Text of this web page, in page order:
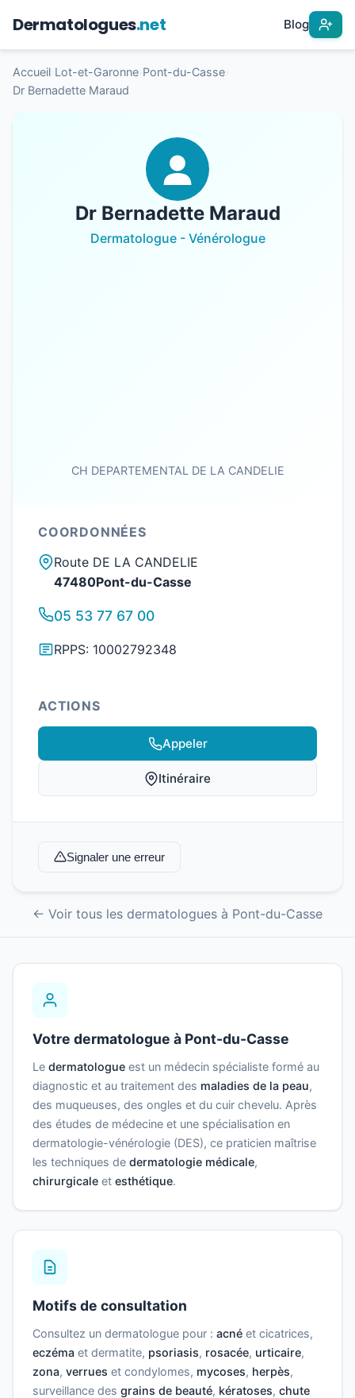
Dermatologues.net Blog
Accueil Lot-et-Garonne Pont-du-Casse
Dr Bernadette Maraud
Dr Bernadette Maraud
Dermatologue - Vénérologue
CH DEPARTEMENTAL DE LA CANDELIE
COORDONNÉES
Route DE LA CANDELIE
47480Pont-du-Casse
05 53 77 67 00
RPPS: 10002792348
ACTIONS
Appeler
Itinéraire
Signaler une erreur
← Voir tous les dermatologues à Pont-du-Casse
Votre dermatologue à Pont-du-Casse
Le dermatologue est un médecin spécialiste formé au
diagnostic et au traitement des maladies de la peau,
des muqueuses, des ongles et du cuir chevelu. Après
des études de médecine et une spécialisation en
dermatologie-vénérologie (DES), ce praticien maîtrise
les techniques de dermatologie médicale,
chirurgicale et esthétique.
Motifs de consultation
Consultez un dermatologue pour : acné et cicatrices,
eczéma et dermatite, psoriasis, rosacée, urticaire,
zona, verrues et condylomes, mycoses, herpès,
surveillance des grains de beauté, kératoses, chute